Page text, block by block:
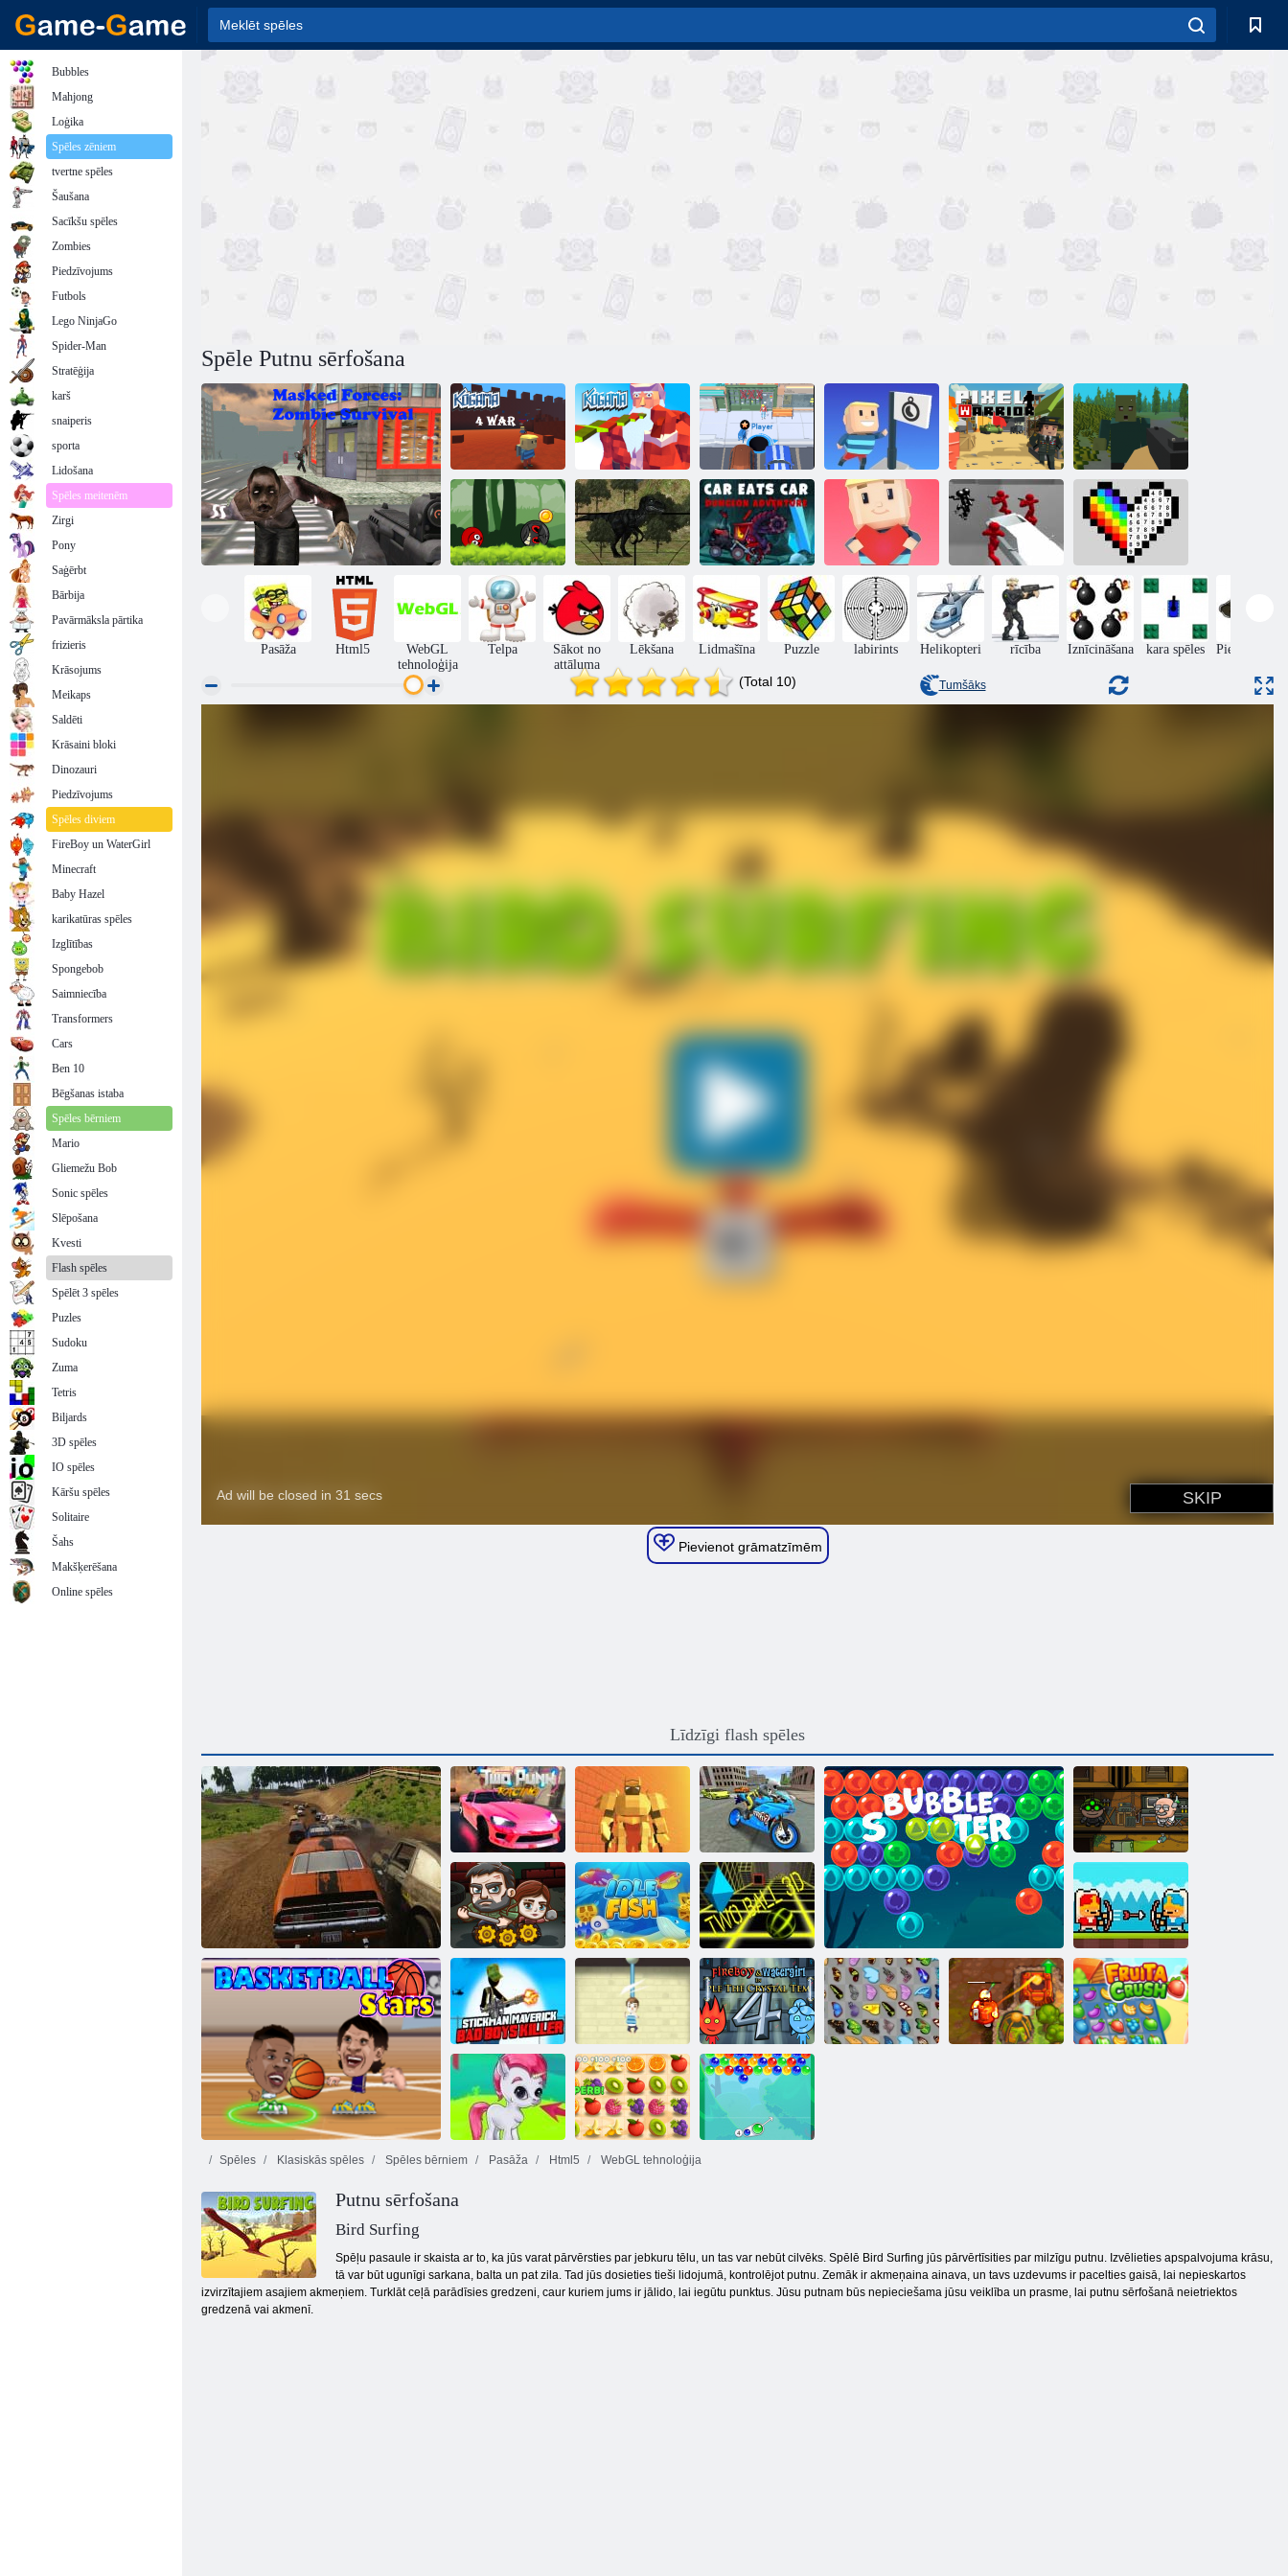
Spēle Putnu sērfošana
Kogama: 4 karš
Kogama:
Ziemassvētku
parks
Caurums. io
Kogama:
Sasniedziet
karogu
Pikseļu karavīrs
Pikseļu
izdzīvošana
Bumbu varonis
piedzīvojums:
sarkans lielība
bumbu
Jurassic Dino
Medības
Automašīna ēd
automašīnu 5
Kogama: Sirds
zeme
Kaujas
simulators:
skaitītājs
Stickman
Pikselis pēc
skaitļiem
Pasāža Html5
WebGL
tehnoloģija
Telpa
Sākot no
attāluma
Lēkšana Lidmašīna Puzzle labirints Helikopteri rīcība Iznīcināšana kara spēles Piedzīvojumi
(Total 10) Tumšāks
Pievienot grāmatzīmēm
Līdzīgi flash spēles
Derbija iznīcināšanas simulators
Divu punk
sacīkšu
Dungeon Run
Sporta
velosipēdu
simulatora drifta
3d
Bobs laupītājs 3
Pēdējo
izdzīvojušajiem
Dīkstāves zivis
Basketbola zvaigznes
Divas bumbas
3D
Janissary cīņas
Stickman
maverick slikto
zēnu slepkava
Glābšanas
griezums
Fireboy and
Watergirl 4:
Kristāla templis
Spēles Klasiskās spēles Spēles bērniem Pasāža Html5 WebGL tehnoloģija
Putnu sērfošana
Bird Surfing
Spēļu pasaule ir skaista ar to, ka jūs varat pārvērsties par jebkuru tēlu, un tas var nebūt cilvēks. Spēlē Bird Surfing jūs pārvērtīsities par milzīgu putnu. Izvēlieties apspalvojuma krāsu,
tā var būt ugunīgi sarkana, balta un pat zila. Tad jūs dosieties tieši lidojumā, kontrolējot putnu. Zemāk ir akmeņaina ainava, un tavs uzdevums ir pacelties gaisā, lai nepieskartos
izvirzītajiem asajiem akmeņiem. Turklāt ceļā parādīsies gredzeni, caur kuriem jums ir jālido, lai iegūtu punktus. Jūsu putnam būs nepieciešama jūsu veiklība un prasme, lai putnu sērfošanā neietriektos
gredzenā vai akmenī.
Bubbles
Mahjong
Loģika
Spēles zēniem
tvertne spēles
Šaušana
Sacīkšu spēles
Zombies
Piedzīvojums
Futbols
Lego NinjaGo
Spider-Man
Stratēģija
karš
snaiperis
sporta
Lidošana
Spēles meitenēm
Zirgi
Pony
Saģērbt
Bārbija
Pavārmāksla pārtika
frizieris
Krāsojums
Meikaps
Saldēti
Krāsaini bloki
Dinozauri
Piedzīvojums
Spēles diviem
FireBoy un WaterGirl
Minecraft
Baby Hazel
karikatūras spēles
Izglītības
Spongebob
Saimniecība
Transformers
Cars
Ben 10
Bēgšanas istaba
Spēles bērniem
Mario
Gliemežu Bob
Sonic spēles
Slēpošana
Kvesti
Flash spēles
Spēlēt 3 spēles
Puzles
Sudoku
Zuma
Tetris
Biljards
3D spēles
IO spēles
Kāršu spēles
Solitaire
Šahs
Makšķerēšana
Online spēles